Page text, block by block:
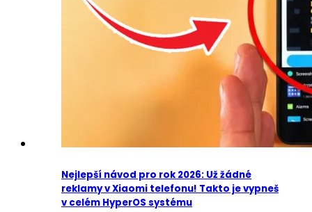
Nejlepší návod pro rok 2026: Už žádné
reklamy v Xiaomi telefonu! Takto je vypneš
v celém HyperOS systému